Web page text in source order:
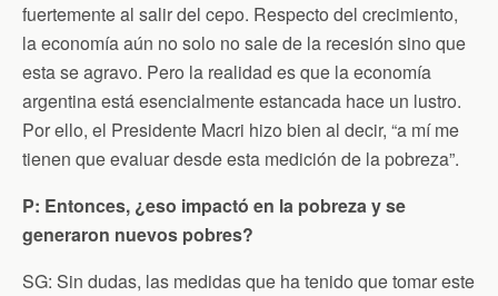
fuertemente al salir del cepo. Respecto del crecimiento,
la economía aún no solo no sale de la recesión sino que
esta se agravo. Pero la realidad es que la economía
argentina está esencialmente estancada hace un lustro.
Por ello, el Presidente Macri hizo bien al decir, “a mí me
tienen que evaluar desde esta medición de la pobreza”.
P: Entonces, ¿eso impactó en la pobreza y se
generaron nuevos pobres?
SG: Sin dudas, las medidas que ha tenido que tomar este